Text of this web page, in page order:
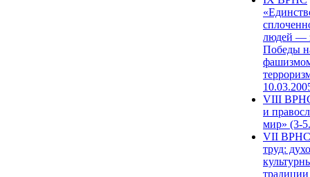
людей —
Победы
VIII
и
мир» (3-
VII ВРНС
труд: